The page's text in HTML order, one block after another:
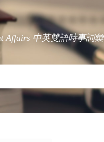
Affairs 中英雙語時事詞彙